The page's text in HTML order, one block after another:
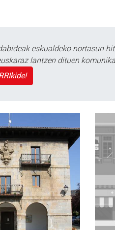
eskualdeko nortasun
lantzen dituen